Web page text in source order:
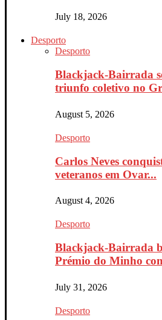
July 18, 2026
Desporto
Desporto
Blackjack-Bairrada
triunfo coletivo no
August 5, 2026
Desporto
Carlos Neves
veteranos em Ovar...
August 4, 2026
Desporto
Blackjack-Bairrada
Prémio do Minho
July 31, 2026
Desporto